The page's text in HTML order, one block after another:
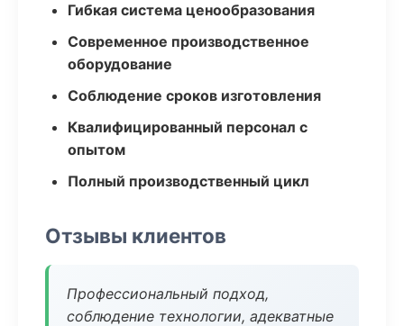
Гибкая система ценообразования
Современное производственное
оборудование
Соблюдение сроков изготовления
Квалифицированный персонал с
опытом
Полный производственный цикл
Отзывы клиентов
Профессиональный подход,
соблюдение технологии, адекватные